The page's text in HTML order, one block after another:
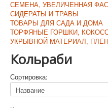
СЕМЕНА, УВЕЛИЧЕННАЯ
СИДЕРАТЫ И ТРАВЫ
ТОВАРЫ ДЛЯ САДА И ДОМА
ТОРФЯНЫЕ ГОРШКИ,
УКРЫВНОЙ МАТЕРИАЛ,
Кольраби
Сортировка: